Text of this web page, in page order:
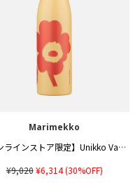
Marimekko
【オンラインストア限定】Unikko Vacuum ボトル 500ml
¥9,020¥6,314(30%OFF)